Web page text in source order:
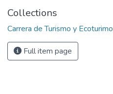
Collections
Carrera de Turismo y Ecoturimo
Full item page